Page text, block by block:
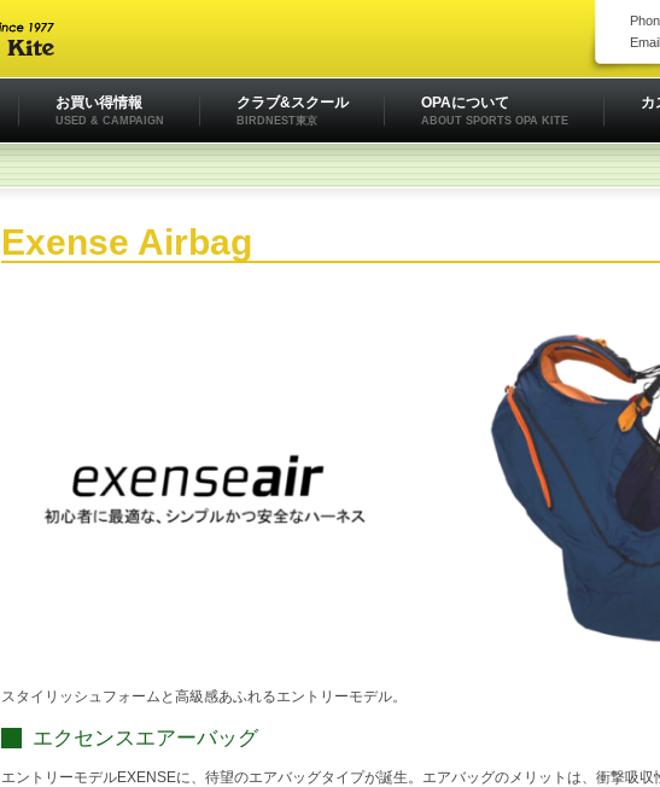
お買い得情報
USED & CAMPAIGN
クラブ&スクール
BIRDNEST東京
OPAについて
ABOUT SPORTS OPA KITE
カ
Exense Airbag
スタイリッシュフォームと高級感あふれるエントリーモデル。
エクセンスエアーバッグ
エントリーモデルEXENSEに、待望のエアバッグタイプが誕生。エアバッグのメリットは、衝撃吸収